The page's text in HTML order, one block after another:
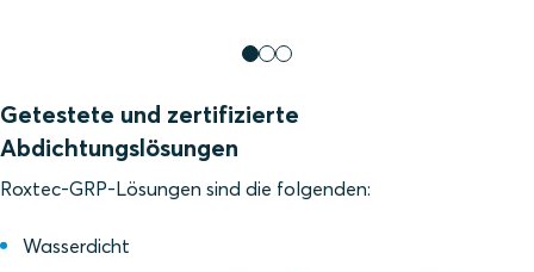
Getestete und zertifizierte
Abdichtungslösungen
Roxtec-GRP-Lösungen sind die folgenden:
Wasserdicht